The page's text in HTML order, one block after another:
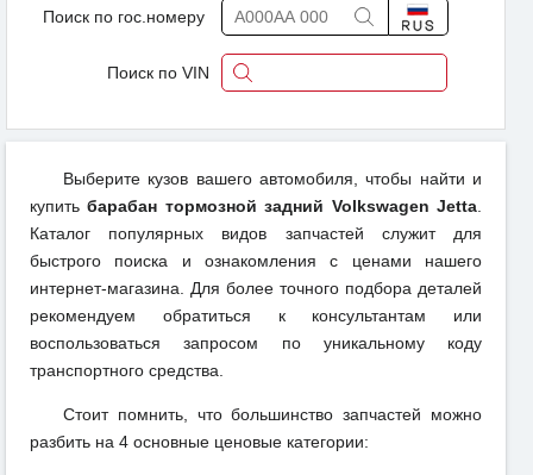
Поиск по гос.номеру
Поиск по VIN
Выберите кузов вашего автомобиля, чтобы найти и
купитьбарабан тормозной задний Volkswagen Jetta.
Каталог популярных видов запчастей служит для
быстрого поиска и ознакомления с ценами нашего
интернет-магазина. Для более точного подбора деталей
рекомендуем обратиться к консультантам или
воспользоваться запросом по уникальному коду
транспортного средства.
Стоит помнить, что большинство запчастей можно
разбить на 4 основные ценовые категории: